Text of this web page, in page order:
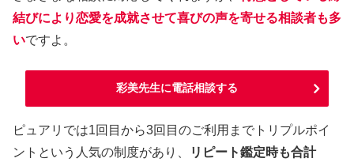
結びにより恋愛を成就させて喜びの声を寄せる相談者も多
いですよ。
彩美先生に電話相談する
ピュアリでは1回目から3回目のご利用までトリプルポイ
ントという人気の制度があり、
リピート鑑定時も合計